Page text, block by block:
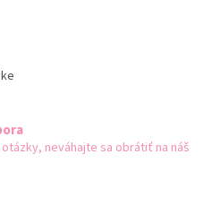
neváhajte sa obrátiť na náš